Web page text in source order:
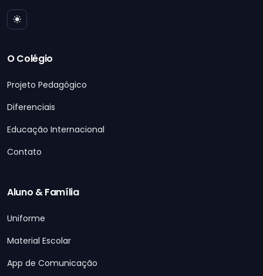
O Colégio
Projeto Pedagógico
Diferenciais
Educação Internacional
Contato
Aluno & Família
Uniforme
Material Escolar
App de Comunicação